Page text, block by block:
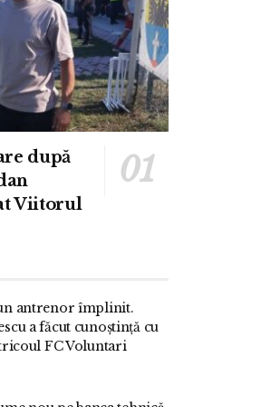
după
Viitorul
antrenor împlinit.
a făcut cunoștință cu
FC Voluntari